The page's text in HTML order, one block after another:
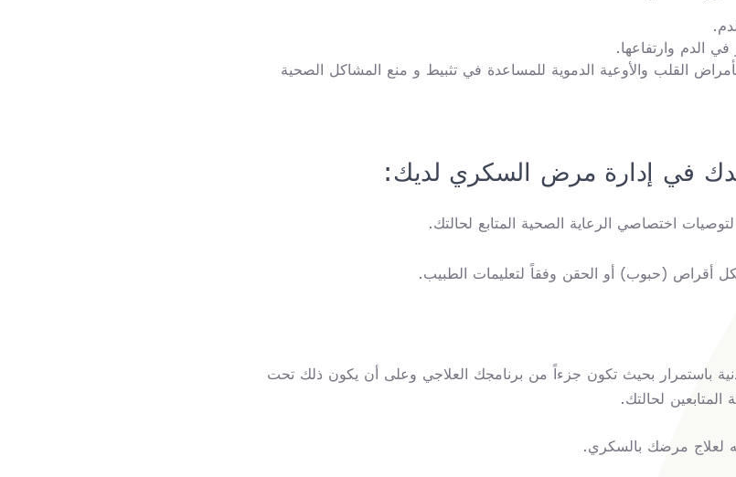
الدم وارتفاعها.
القلب والأوعية الدموية للمساعدة في تثبيط و منع المشاكل الصحية
في إدارة مرض السكري لديك:
اختصاصي الرعاية الصحية المتابع لحالتك.
أقراص (حبوب) أو الحقن وفقاً لتعليمات الطبيب.
باستمرار بحيث تكون جزءاً من برنامجك العلاجي وعلى أن يكون ذلك تحت
لحالتك.
لعلاج مرضك بالسكري.